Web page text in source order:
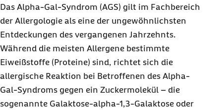
Das Alpha-Gal-Syndrom (AGS) gilt im Fachbereich
der Allergologie als eine der ungewöhnlichsten
Entdeckungen des vergangenen Jahrzehnts.
Während die meisten Allergene bestimmte
Eiweißstoffe (Proteine) sind, richtet sich die
allergische Reaktion bei Betroffenen des Alpha-
Gal-Syndroms gegen ein Zuckermolekül – die
sogenannte Galaktose-alpha-1,3-Galaktose oder